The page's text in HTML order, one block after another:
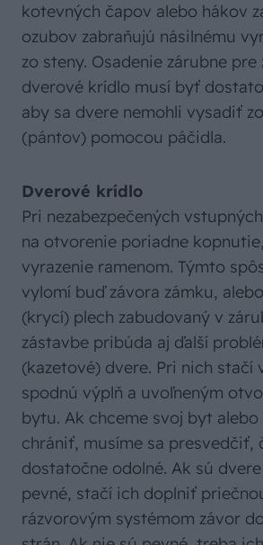
kotevných čapov alebo hákov
ozubov zabraňujú násilnému
zo steny. Osadenie zárubne pre
dverové krídlo musí byť
aby sa dvere nemohli vysadiť
(pántov) pomocou páčidla.
Dverové krídlo
Pri nezabezpečených
na otvorenie poriadne
vyrazenie ramenom. Týmto
vylomí buď závora zámku,
(krycí) plech zabudovaný v
zástavbe pribúda aj ďalší
(kazetové) dvere. Pri nich stačí
spodnú výplň a uvoľneným
bytu. Ak chceme svoj byt
chrániť, musíme sa presvedčiť,
dostatočne odolné. Ak sú
pevné, stačí ich doplniť
rázvorovým systémom závor